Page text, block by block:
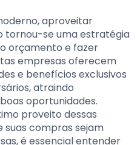
aproveitar
tornou-se uma estratégia
orçamento e fazer
empresas oferecem
e benefícios exclusivos
atraindo
oportunidades.
proveito dessas
suas compras sejam
é essencial entender